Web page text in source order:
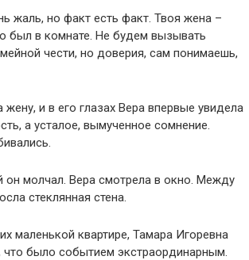
жаль, но факт есть факт. Твоя жена –
был в комнате. Не будем вызывать
чести, но доверия, сам понимаешь,
жену, и в его глазах Вера впервые увидела
а усталое, вымученное сомнение.
молчал. Вера смотрела в окно. Между
стеклянная стена.
маленькой квартире, Тамара Игоревна
что было событием экстраординарным.